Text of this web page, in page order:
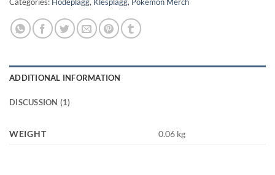
ADDITIONAL INFORMATION
DISCUSSION (1)
WEIGHT 0.06 kg